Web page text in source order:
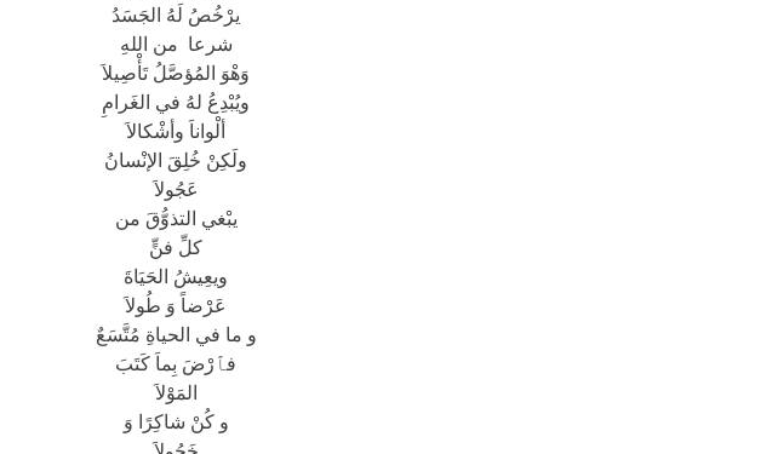
يرْخُصُ لَهُ الجَسَدُ
شرعا من اللهِ
وَهْوَ المُؤصَّلُ تَأْصِيلاَ
ويُبْدِعُ لهُ في الغَرامِ
ألْواناَ وأشْكالاَ
ولَكِنْ خُلِقَ الإنْسانُ
عَجُولاَ
يبْغي التذوُّقَ من
كلِّ فنٍّ
ويعِيشُ الحَيَاةَ
عَرْضاً وَ طُولاَ
و ما في الحياةِ مُتَّسَعٌ
فٱرْضَ بِماَ كَتَبَ
المَوْلاَ
و كُنْ شاكِرًا وَ